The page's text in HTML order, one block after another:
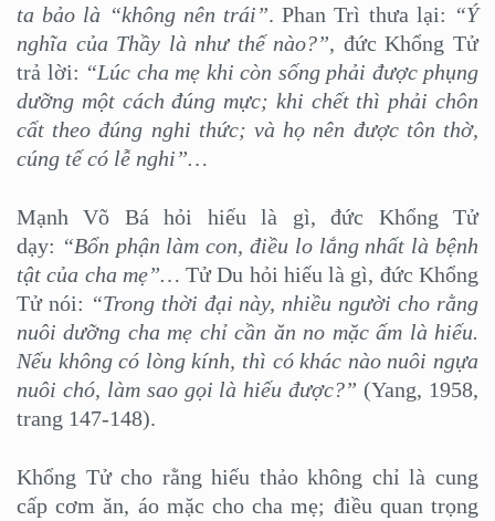
ta bảo là “không nên trái”. Phan Trì thưa lại: “Ý
nghĩa của Thầy là như thế nào?”, đức Khổng Tử
trả lời: “Lúc cha mẹ khi còn sống phải được phụng
dưỡng một cách đúng mực; khi chết thì phải chôn
cất theo đúng nghi thức; và họ nên được tôn thờ,
cúng tế có lễ nghi”…
Mạnh Võ Bá hỏi hiếu là gì, đức Khổng Tử
dạy: “Bổn phận làm con, điều lo lắng nhất là bệnh
tật của cha mẹ”…Tử Du hỏi hiếu là gì, đức Khổng
Tử nói: “Trong thời đại này, nhiều người cho rằng
nuôi dưỡng cha mẹ chỉ cần ăn no mặc ấm là hiếu.
Nếu không có lòng kính, thì có khác nào nuôi ngựa
nuôi chó, làm sao gọi là hiếu được?” (Yang, 1958,
trang 147-148).
Khổng Tử cho rằng hiếu thảo không chỉ là cung
cấp cơm ăn, áo mặc cho cha mẹ; điều quan trọng